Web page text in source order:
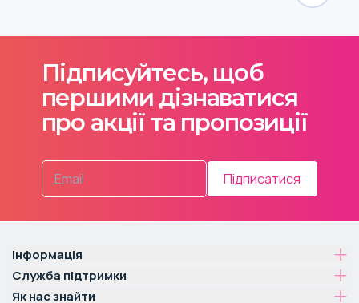
Підписуйтесь, щоб
першими дізнаватися
про акції та пропозиції
Підписатися
Інформація
Служба підтримки
Як нас знайти